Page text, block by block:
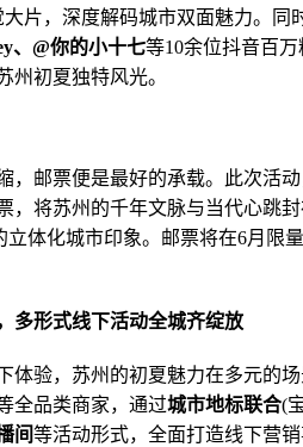
片，深度解码城市双面魅力。同
、@你的小十七等10余位抖音百
州初夏独特风光。
，邮票便是最好的承载。此次活
，将苏州的千年文脉与当代心跳
立体化城市印象。邮票将在6月限
多形式线下活动全城齐绽放
体验，苏州的初夏魅力在多元的
全品类商家，通过城市地标联合(
间等活动形式，全面打造线下营